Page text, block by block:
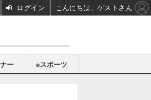
ー eスポーツ
ログイン こんにちは、ゲストさん